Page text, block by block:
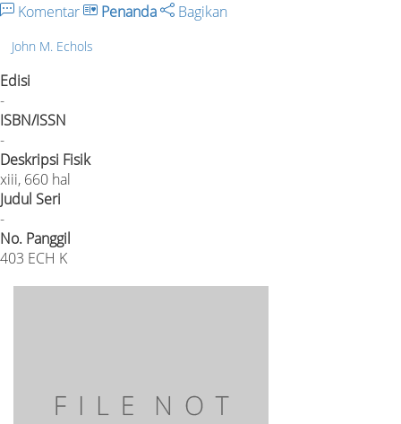
Komentar Penanda Bagikan
John M. Echols
Edisi
-
ISBN/ISSN
-
Deskripsi Fisik
xiii, 660 hal
Judul Seri
-
No. Panggil
403 ECH K